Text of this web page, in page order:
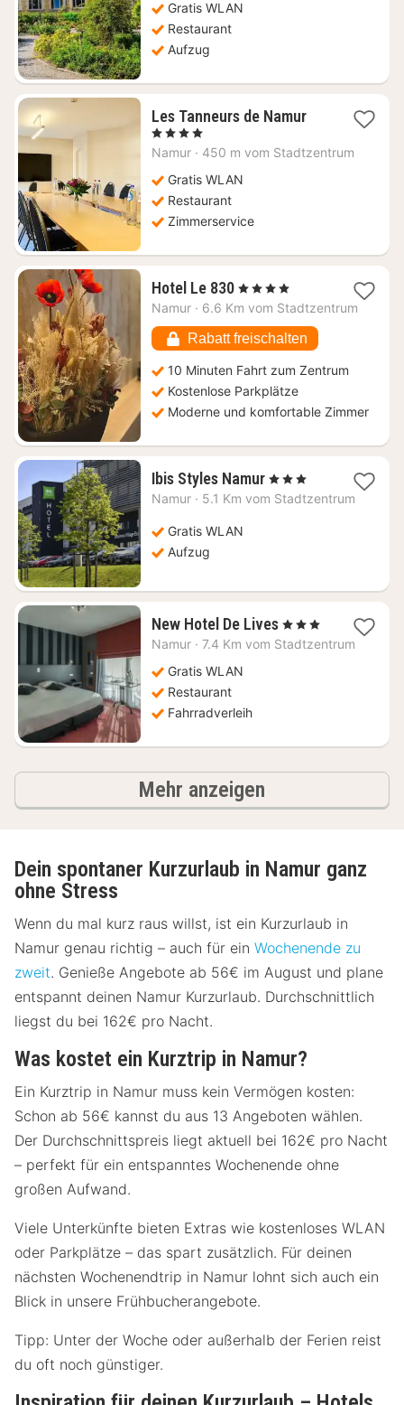
Gratis WLAN
Restaurant
Aufzug
Les Tanneurs de Namur1
ab
, 4 Sterne
Namur · 450 m vom Stadtzentrum
Gratis WLAN
Restaurant
Zimmerservice
Hotel Le 8301
Nacht
103,50
€
, 4 Sterne
Namur · 6.6 Km vom Stadtzentrum
Rabatt freischalten
10 Minuten Fahrt zum Zentrum
Kostenlose Parkplätze
Moderne und komfortable Zimmer
Ibis Styles Namur1
Nacht
, 3 Sterne
Namur · 5.1 Km vom Stadtzentrum
Gratis WLAN
Aufzug
New Hotel De Lives1
Nacht
, 3 Sterne
Namur · 7.4 Km vom Stadtzentrum
Gratis WLAN
Restaurant
Fahrradverleih
Mehr anzeigen
Dein spontaner Kurzurlaub in Namur ganz
ohne Stress
Wenn du mal kurz raus willst, ist ein Kurzurlaub in
Namur genau richtig – auch für ein Wochenende zu
zweit. Genieße Angebote ab 56€ im August und plane
entspannt deinen Namur Kurzurlaub. Durchschnittlich
liegst du bei 162€ pro Nacht.
Was kostet ein Kurztrip in Namur?
Ein Kurztrip in Namur muss kein Vermögen kosten:
Schon ab 56€ kannst du aus 13 Angeboten wählen.
Der Durchschnittspreis liegt aktuell bei 162€ pro Nacht
– perfekt für ein entspanntes Wochenende ohne
großen Aufwand.
Viele Unterkünfte bieten Extras wie kostenloses WLAN
oder Parkplätze – das spart zusätzlich. Für deinen
nächsten Wochenendtrip in Namur lohnt sich auch ein
Blick in unsere Frühbucherangebote.
Tipp: Unter der Woche oder außerhalb der Ferien reist
du oft noch günstiger.